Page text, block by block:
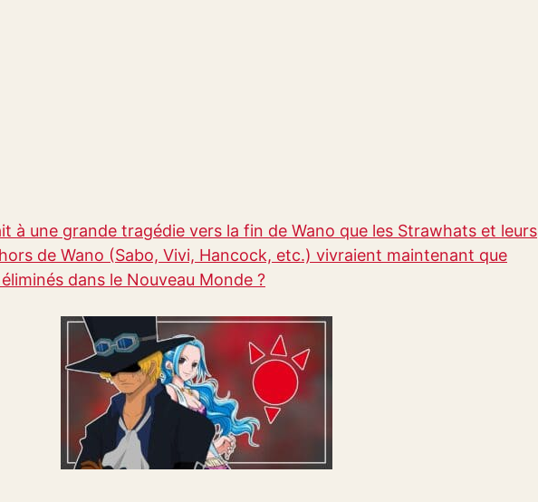
à une grande tragédie vers la fin de Wano que les Strawhats et leurs
de Wano (Sabo, Vivi, Hancock, etc.) vivraient maintenant que
dans le Nouveau Monde ?